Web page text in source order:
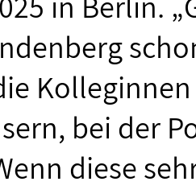
bei der
diese